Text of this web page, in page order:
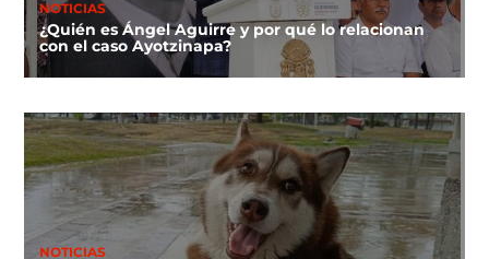
NOTICIAS
¿Quién es Ángel Aguirre y por qué lo relacionan
con el caso Ayotzinapa?
NOTICIAS